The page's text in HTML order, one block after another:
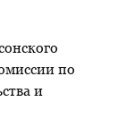
по
и